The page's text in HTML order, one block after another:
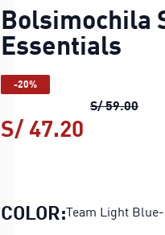
Bolsimochila
Essentials
-20%
S/ 59.00
S/ 47.20
COLOR:Team Light